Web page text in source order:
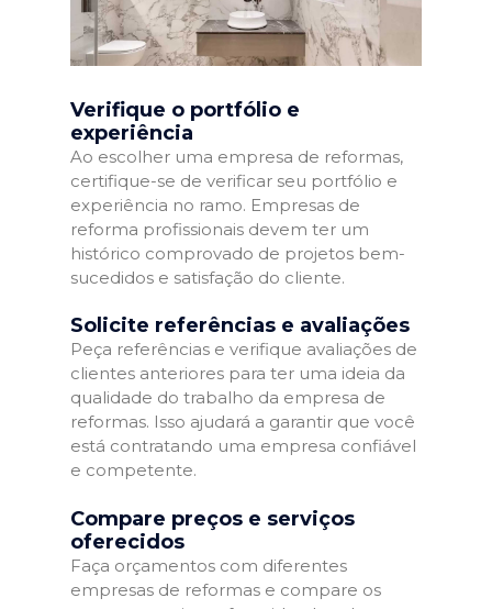
Verifique o portfólio e
experiência
Ao escolher uma empresa de reformas,
certifique-se de verificar seu portfólio e
experiência no ramo. Empresas de
reforma profissionais devem ter um
histórico comprovado de projetos bem-
sucedidos e satisfação do cliente.
Solicite referências e avaliações
Peça referências e verifique avaliações de
clientes anteriores para ter uma ideia da
qualidade do trabalho da empresa de
reformas. Isso ajudará a garantir que você
está contratando uma empresa confiável
e competente.
Compare preços e serviços
oferecidos
Faça orçamentos com diferentes
empresas de reformas e compare os